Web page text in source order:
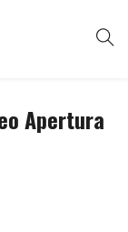
Apertura